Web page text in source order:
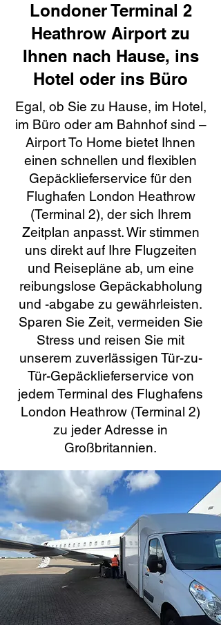
Londoner Terminal 2
Heathrow Airport zu
Ihnen nach Hause, ins
Hotel oder ins Büro
Egal, ob Sie zu Hause, im Hotel,
im Büro oder am Bahnhof sind –
Airport To Home bietet Ihnen
einen schnellen und flexiblen
Gepäcklieferservice für den
Flughafen London Heathrow
(Terminal 2), der sich Ihrem
Zeitplan anpasst. Wir stimmen
uns direkt auf Ihre Flugzeiten
und Reisepläne ab, um eine
reibungslose Gepäckabholung
und -abgabe zu gewährleisten.
Sparen Sie Zeit, vermeiden Sie
Stress und reisen Sie mit
unserem zuverlässigen Tür-zu-
Tür-Gepäcklieferservice von
jedem Terminal des Flughafens
London Heathrow (Terminal 2)
zu jeder Adresse in
Großbritannien.